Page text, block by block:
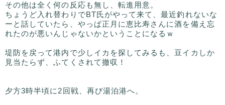
その他は全く何の反応も無し、転進用意。
ちょうど入れ替わりでBT氏がやって来て、最近釣れないな
ーと話していたら、やっぱ正月に恵比寿さんに酒を備え忘
れたのが悪いんじゃないかということになるｗ
堤防を戻って港内で少しイカを探してみるも、豆イカしか
見当たらず、ふてくされて撤収！
夕方3時半頃に2回戦、再び湯泊港へ。